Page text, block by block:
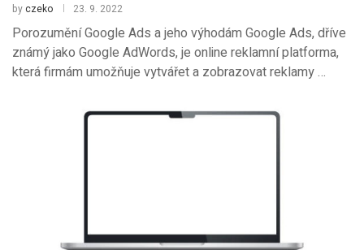
byczeko 23. 9. 2022
Porozumění Google Ads a jeho výhodám Google Ads, dříve
známý jako Google AdWords, je online reklamní platforma,
která firmám umožňuje vytvářet a zobrazovat reklamy …